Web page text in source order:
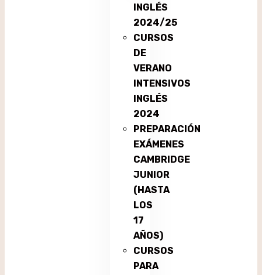
INGLÉS
2024/25
CURSOS
DE
VERANO
INTENSIVOS
INGLÉS
2024
PREPARACIÓN
EXÁMENES
CAMBRIDGE
JUNIOR
(HASTA
LOS
17
AÑOS)
CURSOS
PARA